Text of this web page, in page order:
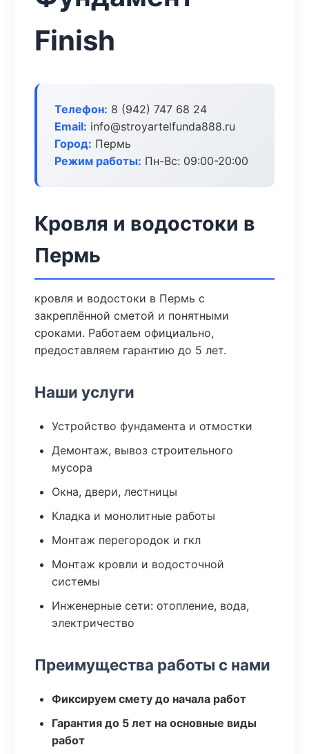
Finish
Телефон: 8 (942) 747 68 24
Email: info@stroyartelfunda888.ru
Город: Пермь
Режим работы: Пн-Вс: 09:00-20:00
Кровля и водостоки в
Пермь
кровля и водостоки в Пермь с
закреплённой сметой и понятными
сроками. Работаем официально,
предоставляем гарантию до 5 лет.
Наши услуги
Устройство фундамента и отмостки
Демонтаж, вывоз строительного
мусора
Окна, двери, лестницы
Кладка и монолитные работы
Монтаж перегородок и гкл
Монтаж кровли и водосточной
системы
Инженерные сети: отопление, вода,
электричество
Преимущества работы с нами
Фиксируем смету до начала работ
Гарантия до 5 лет на основные виды
работ